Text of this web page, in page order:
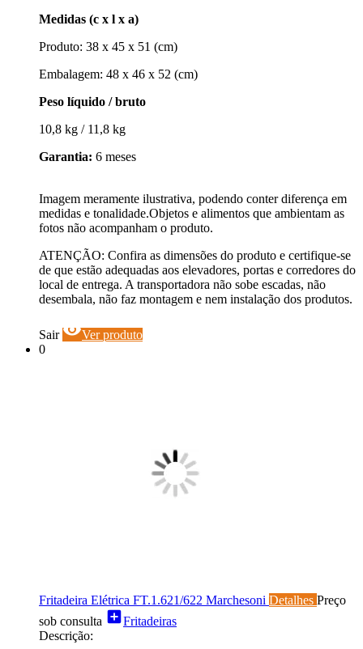
Medidas (c x l x a)
Produto: 38 x 45 x 51 (cm)
Embalagem: 48 x 46 x 52 (cm)
Peso líquido / bruto
10,8 kg / 11,8 kg
Garantia: 6 meses
Imagem meramente ilustrativa, podendo conter diferença em
medidas e tonalidade.Objetos e alimentos que ambientam as
fotos não acompanham o produto.
ATENÇÃO: Confira as dimensões do produto e certifique-se
de que estão adequadas aos elevadores, portas e corredores do
local de entrega. A transportadora não sobe escadas, não
desembala, não faz montagem e nem instalação dos produtos.
Sair visibilityVer produto
0
Fritadeira Elétrica FT.1.621/622 Marchesoni Detalhes Preço
sob consulta add_boxFritadeiras
Descrição: